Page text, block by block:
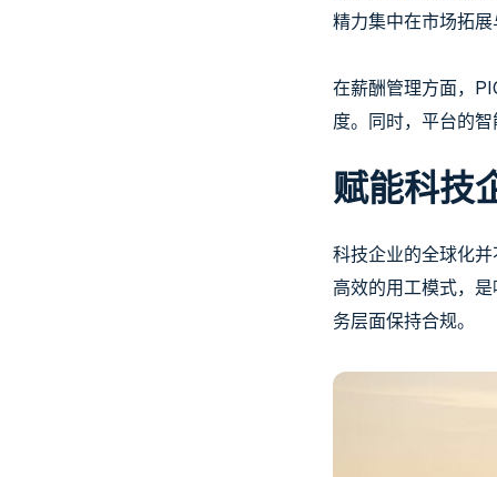
精力集中在市场拓
在薪酬管理方面，
度。同时，平台的
赋能科技
科技企业的全球化
高效的用工模式，
务层面保持合规。